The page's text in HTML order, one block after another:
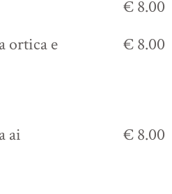
€ 8.00
ortica e
€ 8.00
ai € 8.00